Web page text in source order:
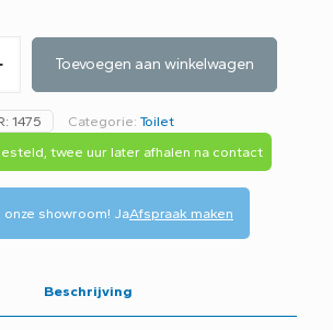
Toevoegen aan winkelwagen
1475 Categorie: Toilet
twee uur later afhalen na contact
onze showroom! JaAfspraak maken
Beschrijving